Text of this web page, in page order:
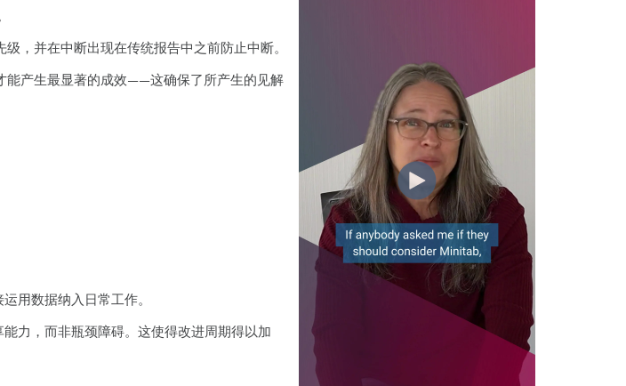
，并在中断出现在传统报告中之前防止中断。
能产生最显著的成效——这确保了所产生的见解
用数据纳入日常工作。
力，而非瓶颈障碍。这使得改进周期得以加